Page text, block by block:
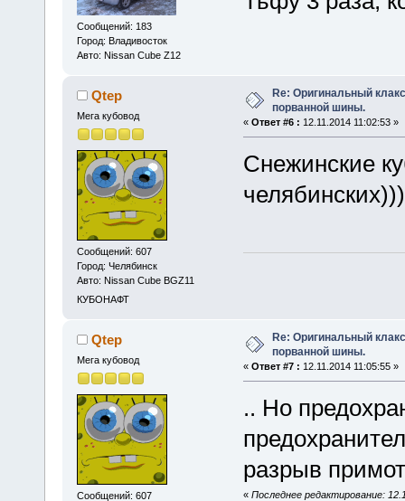
Сообщений: 183
Город: Владивосток
Авто: Nissan Cube Z12
Qtep
Мега кубовод
Сообщений: 607
Город: Челябинск
Авто: Nissan Cube BGZ11
КУБОНАФТ
Re: Оригинальный
порванной шины.
« Ответ #6 : 12.11.2014 11:02:53 »
Снежинские
Qtep
Мега кубовод
Сообщений: 607
Re: Оригинальный
порванной шины.
« Ответ #7 : 12.11.2014 11:05:55 »
.. Но
разрыв
« Последнее редактирование: